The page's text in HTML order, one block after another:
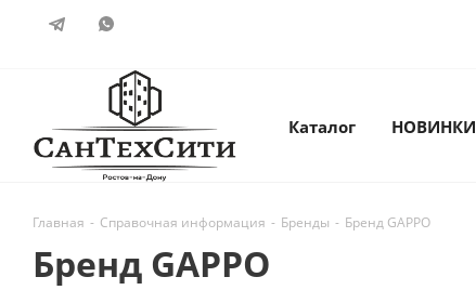
Каталог НОВИНКИ
Главная - Справочная информация - Бренды - Бренд GAPPO
Бренд GAPPO